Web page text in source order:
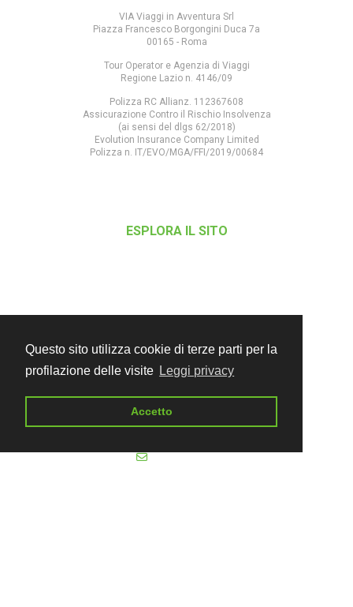
Questo sito utilizza cookie di terze parti per la
profilazione delle visite Leggi privacy
Accetto
VIA Viaggi in Avventura Srl
Piazza Francesco Borgongini Duca 7a
00165 - Roma
Tour Operator e Agenzia di Viaggi
Regione Lazio n. 4146/09
Polizza RC Allianz. 112367608
Assicurazione Contro il Rischio Insolvenza
(ai sensi del dlgs 62/2018)
Evolution Insurance Company Limited
Polizza n. IT/EVO/MGA/FFI/2019/00684
ESPLORA IL SITO
Blog
CONTATTACI
Tel. +39.06.21119079
info@ketrip.it